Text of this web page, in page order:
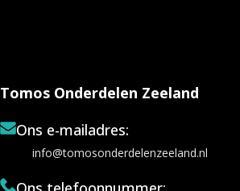
Tomos Onderdelen Zeeland
Ons e-mailadres:
info@tomosonderdelenzeeland.nl